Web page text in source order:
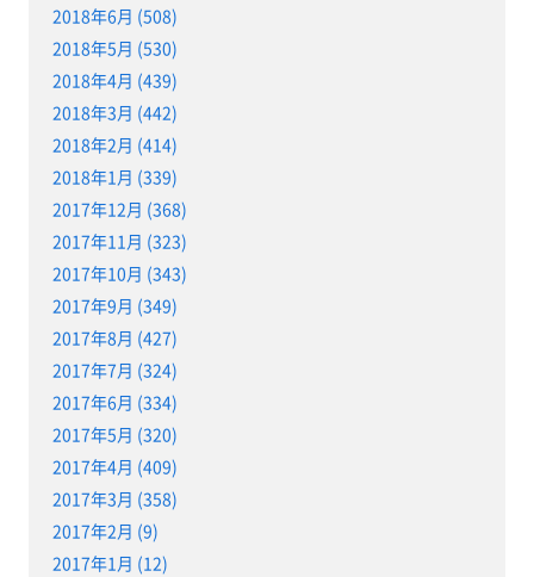
2018年6月 (508)
2018年5月 (530)
2018年4月 (439)
2018年3月 (442)
2018年2月 (414)
2018年1月 (339)
2017年12月 (368)
2017年11月 (323)
2017年10月 (343)
2017年9月 (349)
2017年8月 (427)
2017年7月 (324)
2017年6月 (334)
2017年5月 (320)
2017年4月 (409)
2017年3月 (358)
2017年2月 (9)
2017年1月 (12)